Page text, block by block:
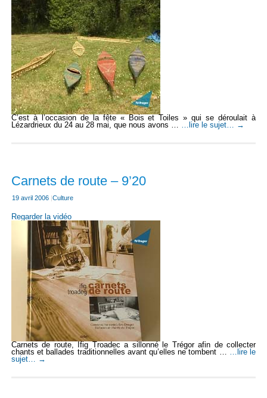
C’est à l’occasion de la fête « Bois et Toiles » qui se déroulait à
Lézardrieux du 24 au 28 mai, que nous avons … …lire le sujet… →
Carnets de route – 9’20
19 avril 2006 |Culture
Regarder la vidéo
Carnets de route, Ifig Troadec a sillonné le Trégor afin de collecter
chants et ballades traditionnelles avant qu’elles ne tombent … …lire le
sujet… →